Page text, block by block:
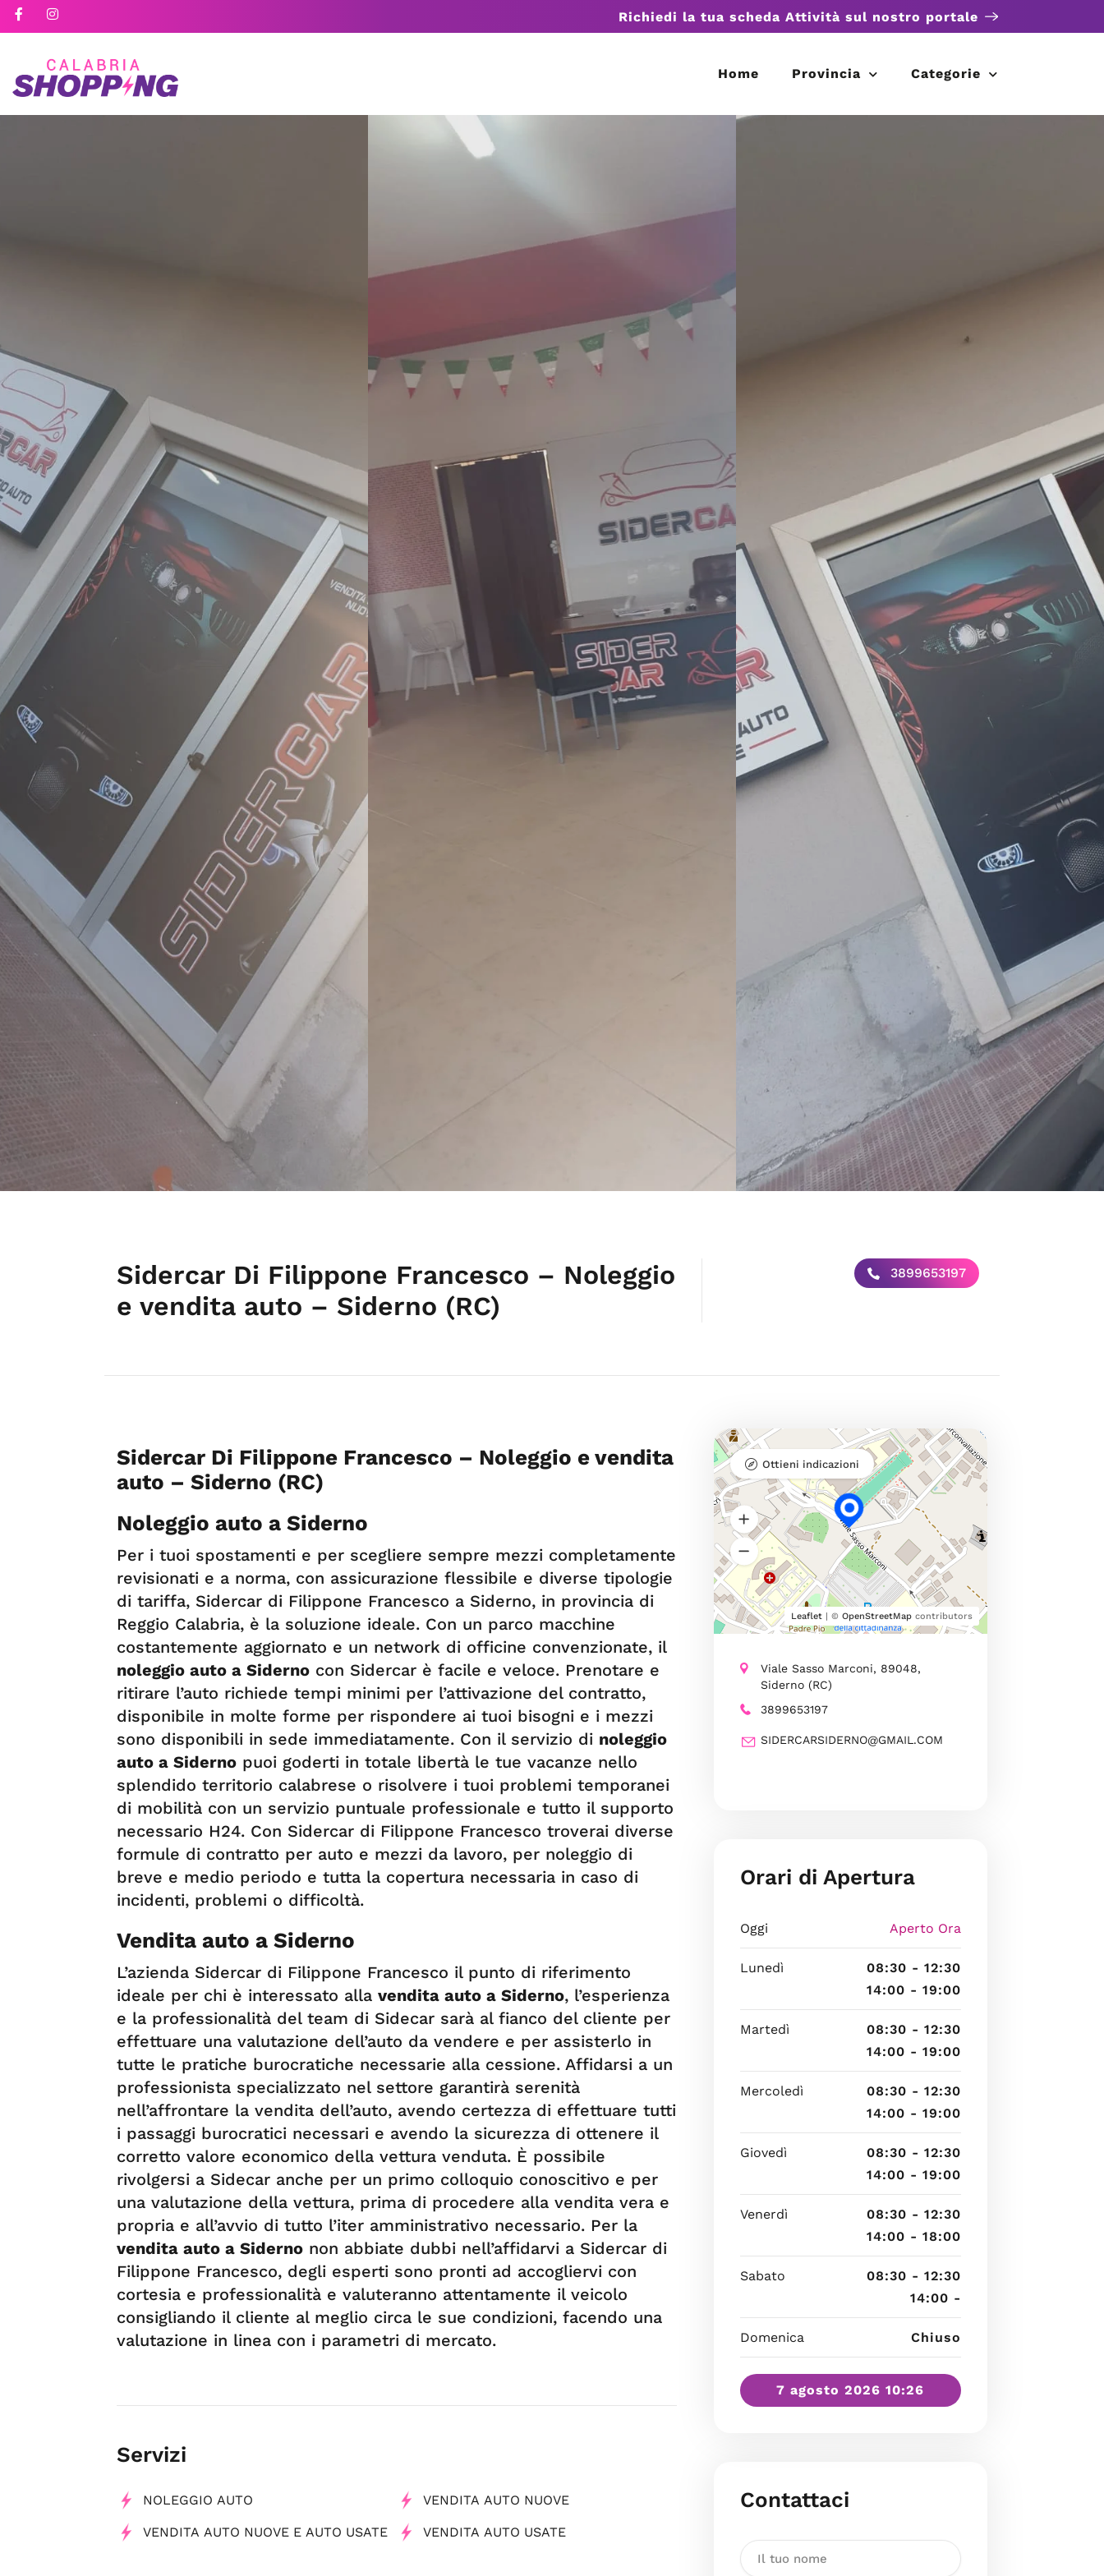
Richiedi la tua scheda Attività sul nostro portale
Home Provincia Categorie
Sidercar Di Filippone Francesco – Noleggio
e vendita auto – Siderno (RC)
3899653197
Sidercar Di Filippone Francesco – Noleggio e vendita
auto – Siderno (RC)
Noleggio auto a Siderno
Per i tuoi spostamenti e per scegliere sempre mezzi completamente
revisionati e a norma, con assicurazione flessibile e diverse tipologie
di tariffa, Sidercar di Filippone Francesco a Siderno, in provincia di
Reggio Calabria, è la soluzione ideale. Con un parco macchine
costantemente aggiornato e un network di officine convenzionate, il
noleggio auto a Siderno con Sidercar è facile e veloce. Prenotare e
ritirare l’auto richiede tempi minimi per l’attivazione del contratto,
disponibile in molte forme per rispondere ai tuoi bisogni e i mezzi
sono disponibili in sede immediatamente. Con il servizio di noleggio
auto a Siderno puoi goderti in totale libertà le tue vacanze nello
splendido territorio calabrese o risolvere i tuoi problemi temporanei
di mobilità con un servizio puntuale professionale e tutto il supporto
necessario H24. Con Sidercar di Filippone Francesco troverai diverse
formule di contratto per auto e mezzi da lavoro, per noleggio di
breve e medio periodo e tutta la copertura necessaria in caso di
incidenti, problemi o difficoltà.
Vendita auto a Siderno
L’azienda Sidercar di Filippone Francesco il punto di riferimento
ideale per chi è interessato alla vendita auto a Siderno, l’esperienza
e la professionalità del team di Sidecar sarà al fianco del cliente per
effettuare una valutazione dell’auto da vendere e per assisterlo in
tutte le pratiche burocratiche necessarie alla cessione. Affidarsi a un
professionista specializzato nel settore garantirà serenità
nell’affrontare la vendita dell’auto, avendo certezza di effettuare tutti
i passaggi burocratici necessari e avendo la sicurezza di ottenere il
corretto valore economico della vettura venduta. È possibile
rivolgersi a Sidecar anche per un primo colloquio conoscitivo e per
una valutazione della vettura, prima di procedere alla vendita vera e
propria e all’avvio di tutto l’iter amministrativo necessario. Per la
vendita auto a Siderno non abbiate dubbi nell’affidarvi a Sidercar di
Filippone Francesco, degli esperti sono pronti ad accogliervi con
cortesia e professionalità e valuteranno attentamente il veicolo
consigliando il cliente al meglio circa le sue condizioni, facendo una
valutazione in linea con i parametri di mercato.
Servizi
NOLEGGIO AUTO VENDITA AUTO NUOVE
VENDITA AUTO NUOVE E AUTO USATE VENDITA AUTO USATE
Leaflet| © OpenStreetMapcontributors
Ottieni indicazioni
Viale Sasso Marconi, 89048,
Siderno (RC)
3899653197
SIDERCARSIDERNO@GMAIL.COM
Orari di Apertura
Oggi Aperto Ora
Lunedì
08:30 - 12:30
14:00 - 19:00
Martedì
08:30 - 12:30
14:00 - 19:00
Mercoledì
08:30 - 12:30
14:00 - 19:00
Giovedì
08:30 - 12:30
14:00 - 19:00
Venerdì
08:30 - 12:30
14:00 - 18:00
Sabato
08:30 - 12:30
14:00 -
Domenica Chiuso
7 agosto 2026 10:26
Contattaci